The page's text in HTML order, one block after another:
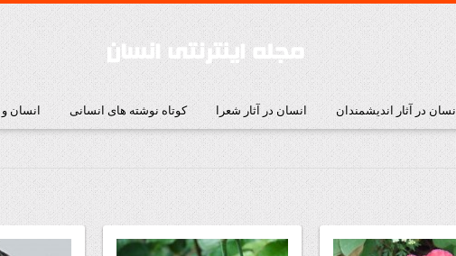
انسان در آثار اندیشمندان انسان در آثار شعرا کوتاه نوشته های انسانی انسان